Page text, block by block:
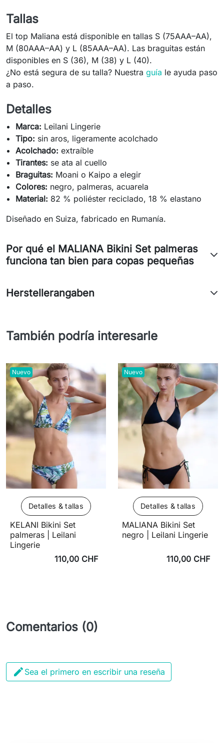
Tallas
El top Maliana está disponible en tallas S (75AAA–AA),
M (80AAA–AA) y L (85AAA–AA). Las braguitas están
disponibles en S (36), M (38) y L (40).
¿No está segura de su talla? Nuestra guía le ayuda paso
a paso.
Detalles
Marca: Leilani Lingerie
Tipo: sin aros, ligeramente acolchado
Acolchado: extraíble
Tirantes: se ata al cuello
Braguitas: Moani o Kaipo a elegir
Colores: negro, palmeras, acuarela
Material: 82 % poliéster reciclado, 18 % elastano
Diseñado en Suiza, fabricado en Rumanía.
Por qué el MALIANA Bikini Set palmeras
funciona tan bien para copas pequeñas
Herstellerangaben
También podría interesarle
Nuevo
Detalles & tallas
KELANI Bikini Set
palmeras | Leilani
Lingerie
110,00 CHF
Nuevo
Detalles & tallas
MALIANA Bikini Set
negro | Leilani Lingerie
110,00 CHF
Comentarios (0)
 Sea el primero en escribir una reseña